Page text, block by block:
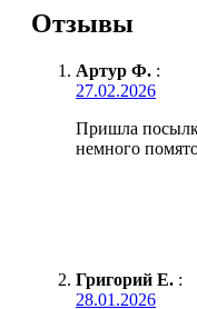
Отзывы
Артур Ф. :
27.02.2026
Пришла
немного
Григорий Е. :
28.01.2026